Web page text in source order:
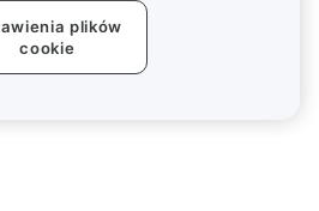
plików
cookie